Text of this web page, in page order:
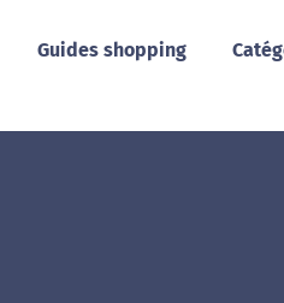
Guides shopping